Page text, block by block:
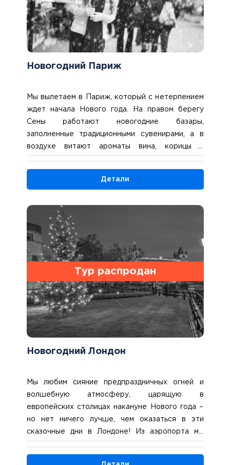
Новогодний Париж
Мы вылетаем в Париж, который с нетерпением
ждет начала Нового года. На правом берегу
Сены работают новогодние базары,
заполненные традиционными сувенирами, а в
воздухе витают ароматы вина, корицы и
парижском аэропорту, мы отправимся на
первую экскурсию по городу: увидим
площадь Конкорд и Оперу. Пересечем Сену по
самому красивому в столице мосту Александра
III и восхитимся великолепно очерченной
эспланадой Инвалидов. После отдыха в
гостинице выйдем на первую пешеходную
прогулку по романтическому кварталу
Монмартр. 5 ночей в Париже.
Детали
Тур распродан
Новогодний Лондон
Мы любим сияние предпраздничных огней и
волшебную атмосферу, царящую в
европейских столицах накануне Нового года –
но нет ничего лучше, чем оказаться в эти
сказочные дни в Лондоне! Из аэропорта мы
украшенным улицам прямо к нашей гостинице.